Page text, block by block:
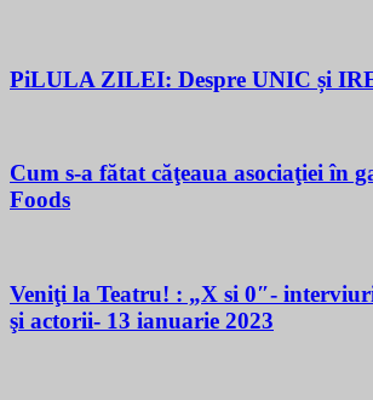
PiLULA ZILEI: Despre UNIC și
Cum s-a fătat căţeaua asociaţiei în
Foods
Veniţi la Teatru! : „X si 0″-
şi actorii- 13 ianuarie 2023